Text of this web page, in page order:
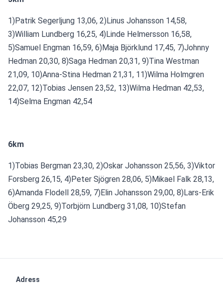
1)Patrik Segerljung 13,06, 2)Linus Johansson 14,58,
3)William Lundberg 16,25, 4)Linde Helmersson 16,58,
5)Samuel Engman 16,59, 6)Maja Björklund 17,45, 7)Johnny
Hedman 20,30, 8)Saga Hedman 20,31, 9)Tina Westman
21,09, 10)Anna-Stina Hedman 21,31, 11)Wilma Holmgren
22,07, 12)Tobias Jensen 23,52, 13)Wilma Hedman 42,53,
14)Selma Engman 42,54
6km
1)Tobias Bergman 23,30, 2)Oskar Johansson 25,56, 3)Viktor
Forsberg 26,15, 4)Peter Sjögren 28,06, 5)Mikael Falk 28,13,
6)Amanda Flodell 28,59, 7)Elin Johansson 29,00, 8)Lars-Erik
Öberg 29,25, 9)Torbjörn Lundberg 31,08, 10)Stefan
Johansson 45,29
Adress